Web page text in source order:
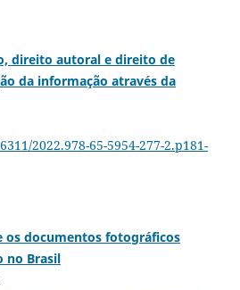
direito autoral e direito de
da informação através da
2022.978-65-5954-277-2.p181-
os documentos fotográficos
no Brasil